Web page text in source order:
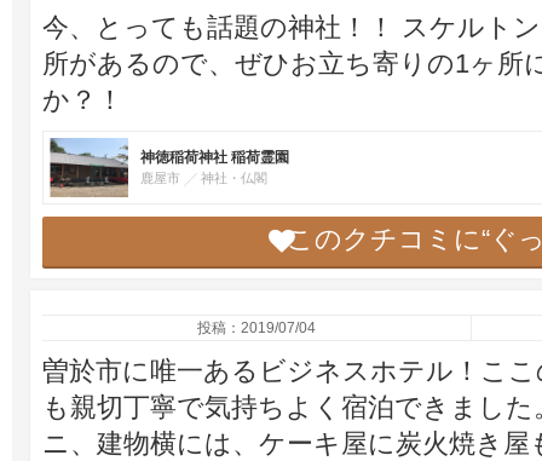
今、とっても話題の神社！！ スケルト
所があるので、ぜひお立ち寄りの1ヶ所
か？！
神徳稲荷神社 稲荷霊園
鹿屋市 神社・仏閣
このクチコミに“ぐ
投稿：2019/07/04
曽於市に唯一あるビジネスホテル！こ
も親切丁寧で気持ちよく宿泊できまし
ニ、建物横には、ケーキ屋に炭火焼き